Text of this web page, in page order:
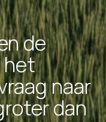
de
het
naar
dan